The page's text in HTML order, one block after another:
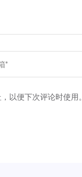
以便下次评论时使用。